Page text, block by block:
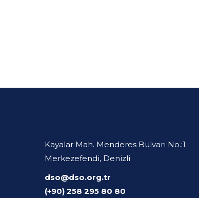
Kayalar Mah. Menderes Bulvarı No.:1
Merkezefendi, Denizli
dso@dso.org.tr
(+90) 258 295 80 80